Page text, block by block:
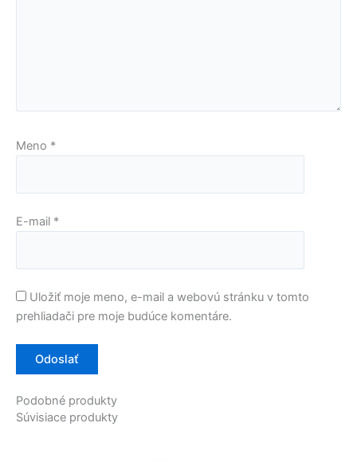
Meno *
E-mail *
Uložiť moje meno, e-mail a webovú stránku v tomto
prehliadači pre moje budúce komentáre.
Podobné produkty
Súvisiace produkty